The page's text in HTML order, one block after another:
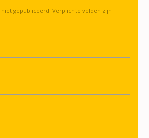
gepubliceerd. Verplichte velden zijn